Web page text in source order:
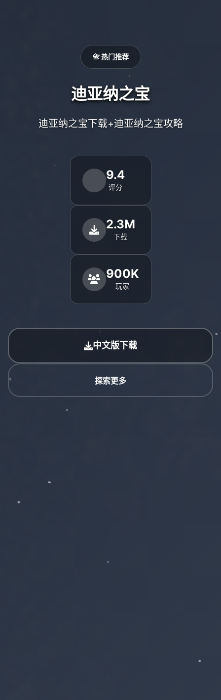
📇 热门推荐
迪亚纳之宝
迪亚纳之宝下载+迪亚纳之宝攻略
9.4
评分
2.3M
下载
900K
玩家
中文版下载
探索更多